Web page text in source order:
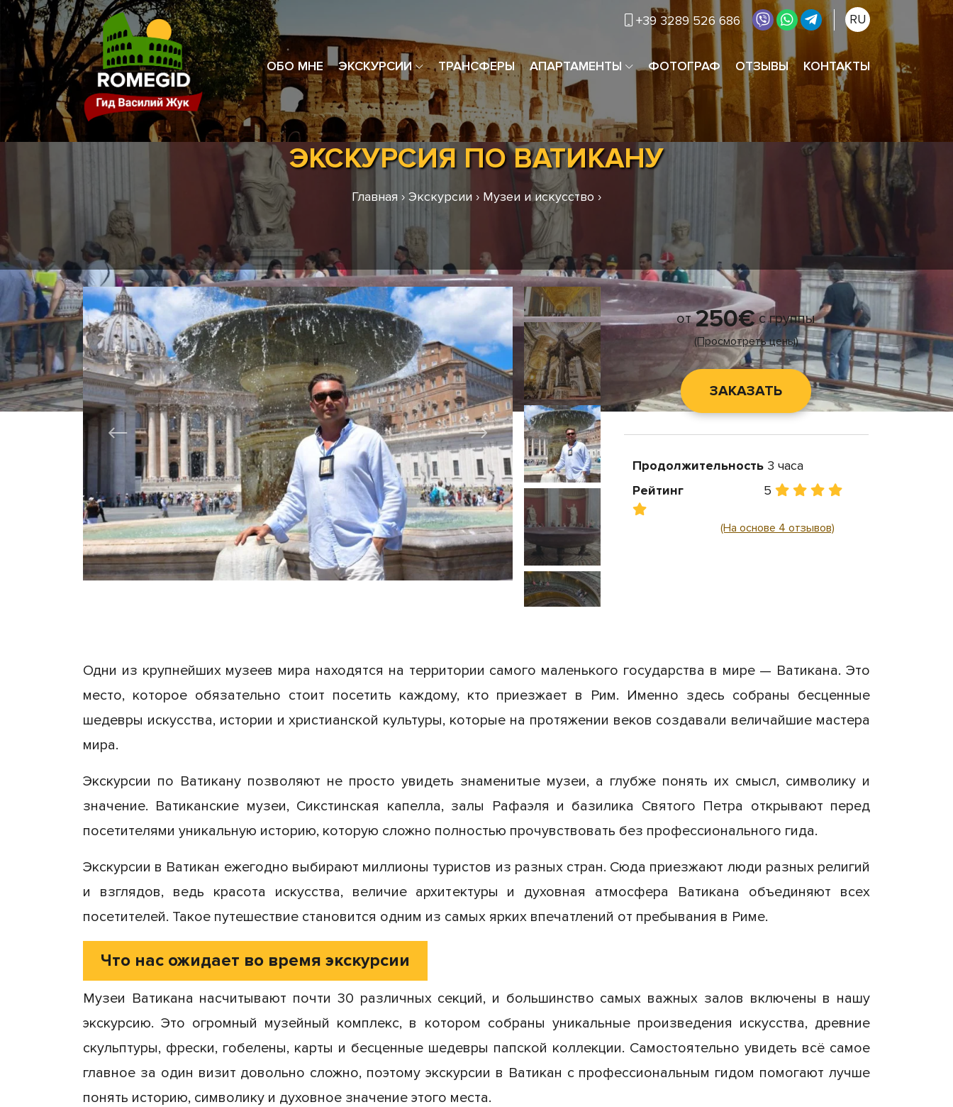
+39 3289 526 686 RU
ОБО МНЕ ЭКСКУРСИИ ТРАНСФЕРЫ АПАРТАМЕНТЫ ФОТОГРАФ ОТЗЫВЫ КОНТАКТЫ
ЭКСКУРСИЯ ПО ВАТИКАНУ
Главная › Экскурсии › Музеи и искусство ›
от250€с группы
(Просмотреть цены)
ЗАКАЗАТЬ
Продолжительность 3 часа
Рейтинг
5
(На основе 4 отзывов)
Одни из крупнейших музеев мира находятся на территории самого маленького государства в мире — Ватикана. Это
место, которое обязательно стоит посетить каждому, кто приезжает в Рим. Именно здесь собраны бесценные
шедевры искусства, истории и христианской культуры, которые на протяжении веков создавали величайшие мастера
мира.
Экскурсии по Ватикану позволяют не просто увидеть знаменитые музеи, а глубже понять их смысл, символику и
значение. Ватиканские музеи, Сикстинская капелла, залы Рафаэля и базилика Святого Петра открывают перед
посетителями уникальную историю, которую сложно полностью прочувствовать без профессионального гида.
Экскурсии в Ватикан ежегодно выбирают миллионы туристов из разных стран. Сюда приезжают люди разных религий
и взглядов, ведь красота искусства, величие архитектуры и духовная атмосфера Ватикана объединяют всех
посетителей. Такое путешествие становится одним из самых ярких впечатлений от пребывания в Риме.
Что нас ожидает во время экскурсии
Музеи Ватикана насчитывают почти 30 различных секций, и большинство самых важных залов включены в нашу
экскурсию. Это огромный музейный комплекс, в котором собраны уникальные произведения искусства, древние
скульптуры, фрески, гобелены, карты и бесценные шедевры папской коллекции. Самостоятельно увидеть всё самое
главное за один визит довольно сложно, поэтому экскурсии в Ватикан с профессиональным гидом помогают лучше
понять историю, символику и духовное значение этого места.